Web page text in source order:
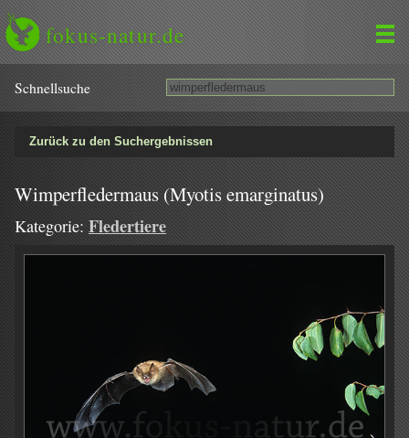
fokus-natur.de
Schnell­suche
Zurück zu den Suchergebnissen
Wimperfledermaus (Myotis emarginatus)
Kategorie: Fledertiere